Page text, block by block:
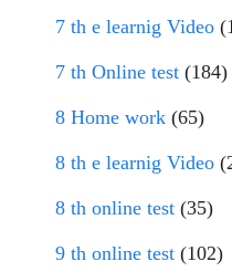
7 th e learnig Video
7 th Online test (184)
8 Home work (65)
8 th e learnig Video
8 th online test (35)
9 th online test (102)